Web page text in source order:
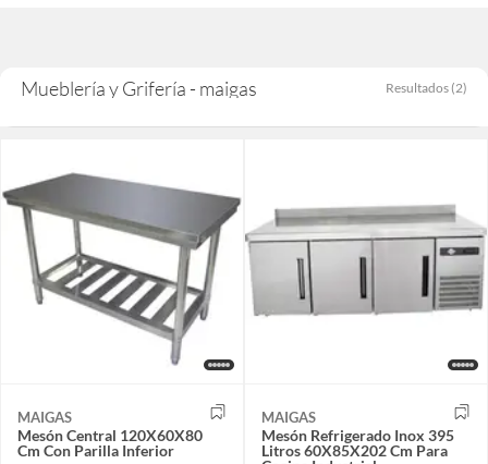
Mueblería y Grifería - maigas Resultados (2)
MAIGAS
Mesón Central 120X60X80
Cm Con Parilla Inferior
MAIGAS
Mesón Refrigerado Inox 395
Litros 60X85X202 Cm Para